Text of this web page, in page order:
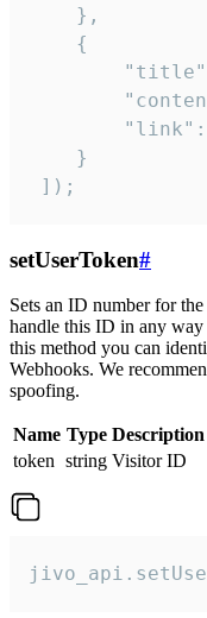
    },
    {
    }
]);
setUserToken#
Sets an ID number for
handle this ID in any
this method you can
Webhooks. We
spoofing.
Name Type Description
token string Visitor ID